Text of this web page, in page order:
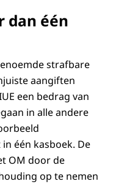
dan één
strafbare
aangiften
een bedrag van
in alle andere
één kasboek. De
OM door de
op te nemen